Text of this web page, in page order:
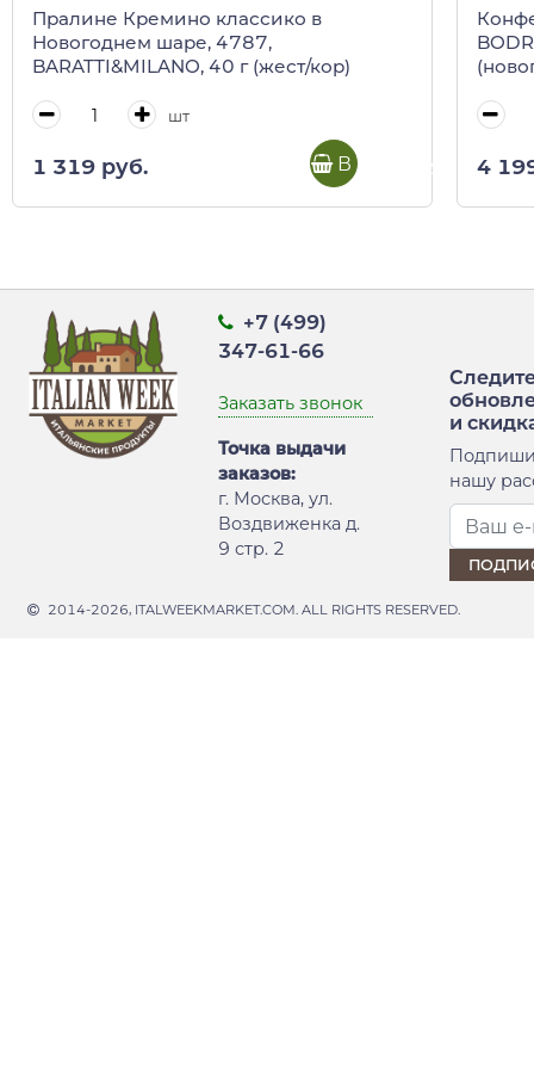
Пралине Кремино классико в
Новогоднем шаре, 4787,
BARATTI&MILANO, 40 г (жест/кор)
шт
1 319 руб. В корзину 4
+7 (499)
347-61-66
Заказать звонок
Точка выдачи
заказов:
г. Москва, ул.
Воздвиженка д.
9 стр. 2
и
нашу
2014-2026, ITALWEEKMARKET.COM. ALL RIGHTS RESERVED.